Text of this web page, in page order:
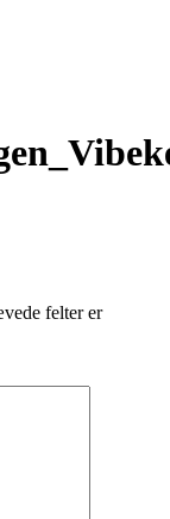
felter er